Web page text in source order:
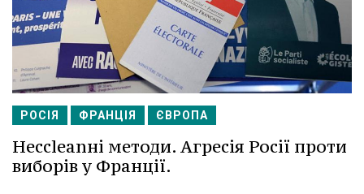
РОСІЯ ФРАНЦІЯ ЄВРОПА
Несcleanні методи. Агресія Росії проти
виборів у Франції.